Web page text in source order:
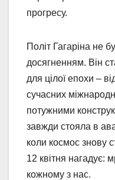
прогресу.
Політ Гагаріна не
досягненням. Він
для цілої епохи –
сучасних
потужними
завжди стояла в
коли космос знову
12 квітня нагадує:
кожному з нас.